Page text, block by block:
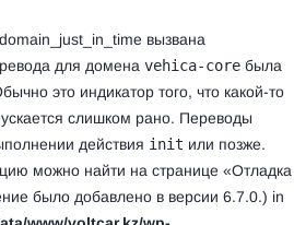
вызвана
для домена vehica-core была
это индикатор того, что какой-то
слишком рано. Переводы
действия init или позже.
можно найти на странице «Отладка
было добавлено в версии 6.7.0.) in